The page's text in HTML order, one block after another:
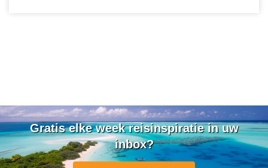
Gratis elke week reisinspiratie in uw
inbox?